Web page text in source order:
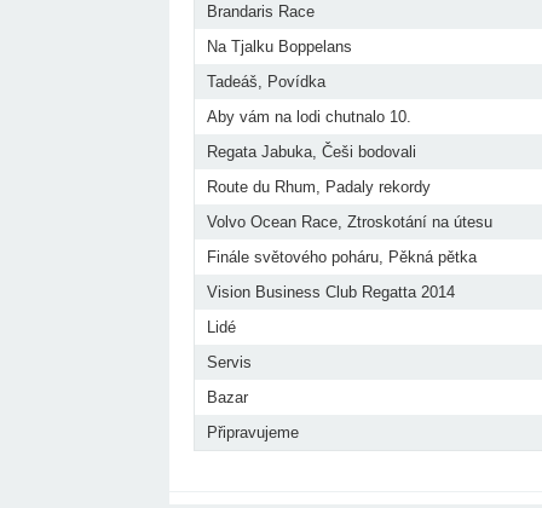
Brandaris Race
Na Tjalku Boppelans
Tadeáš, Povídka
Aby vám na lodi chutnalo 10.
Regata Jabuka, Češi bodovali
Route du Rhum, Padaly rekordy
Volvo Ocean Race, Ztroskotání na útesu
Finále světového poháru, Pěkná pětka
Vision Business Club Regatta 2014
Lidé
Servis
Bazar
Připravujeme